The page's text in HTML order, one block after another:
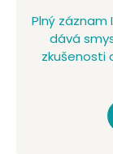
Plný záznam
dává
zkušenosti